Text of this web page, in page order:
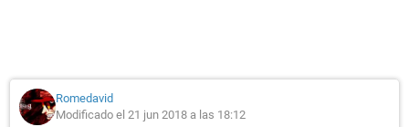
Romedavid
Modificado el 21 jun 2018 a las 18:12